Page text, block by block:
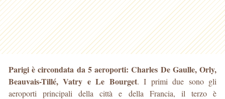
Parigi è circondata da 5 aeroporti: Charles De Gaulle, Orly,
Beauvais-Tillé, Vatry e Le Bourget. I primi due sono gli
aeroporti principali della città e della Francia, il terzoè